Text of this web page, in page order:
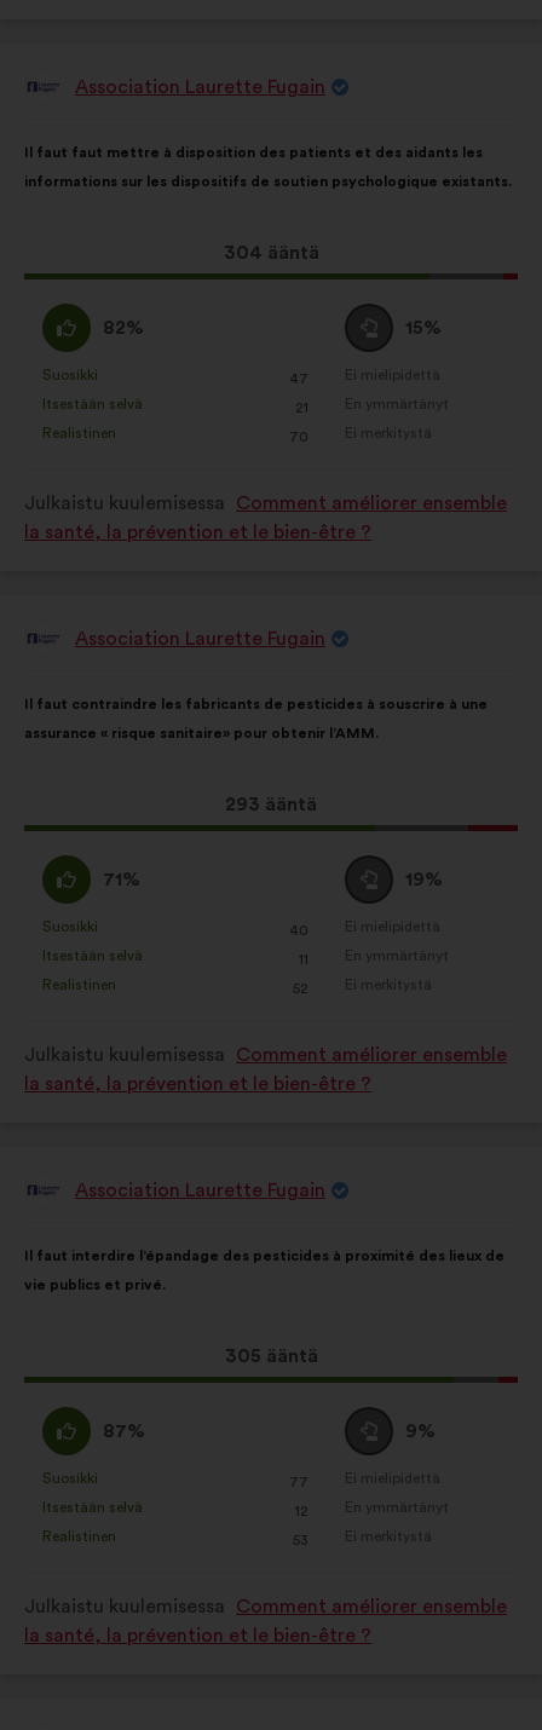
EhdotusAssociation Laurette Fugain
sisältö:
Il faut faut mettre à disposition des patients et des aidants les
informations sur les dispositifs de soutien psychologique existants.
Tämä
ehdotus
304 ääntä
jakautuminen:
samaa
mieltä
:
82%
seuraavasti:
Suosikki
: 47
kertaa
Itsestään selvä
: 21
kertaa
Realistinen
: 70
kertaa
Äänestä
tyhjää
:
15%
seuraavasti:
Ei mielipidettä
:kertaa
En ymmärtänyt
:kertaa
Ei merkitystä
:kertaa
Julkaistu kuulemisessa
Comment améliorer ensemble
la santé, la prévention et le bien-être ?
EhdotusAssociation Laurette Fugain
sisältö:
Il faut contraindre les fabricants de pesticides à souscrire à une
assurance « risque sanitaire» pour obtenir l’AMM.
Tämä
ehdotus
293 ääntä
jakautuminen:
samaa
mieltä
:
71%
seuraavasti:
Suosikki
: 40
kertaa
Itsestään selvä
: 11
kertaa
Realistinen
: 52
kertaa
Äänestä
tyhjää
:
19%
seuraavasti:
Ei mielipidettä
:kertaa
En ymmärtänyt
:kertaa
Ei merkitystä
:kertaa
Julkaistu kuulemisessa
Comment améliorer ensemble
la santé, la prévention et le bien-être ?
EhdotusAssociation Laurette Fugain
sisältö:
Il faut interdire l’épandage des pesticides à proximité des lieux de
vie publics et privé.
Tämä
ehdotus
305 ääntä
jakautuminen:
samaa
mieltä
:
87%
seuraavasti:
Suosikki
: 77
kertaa
Itsestään selvä
: 12
kertaa
Realistinen
: 53
kertaa
Äänestä
tyhjää
:
9%
seuraavasti:
Ei mielipidettä
:kertaa
En ymmärtänyt
:kertaa
Ei merkitystä
:kertaa
Julkaistu kuulemisessa
Comment améliorer ensemble
la santé, la prévention et le bien-être ?